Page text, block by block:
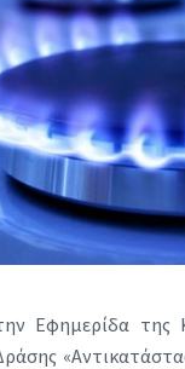
Εφημερίδα της